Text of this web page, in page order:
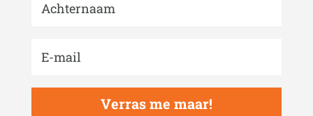
Verras me maar!